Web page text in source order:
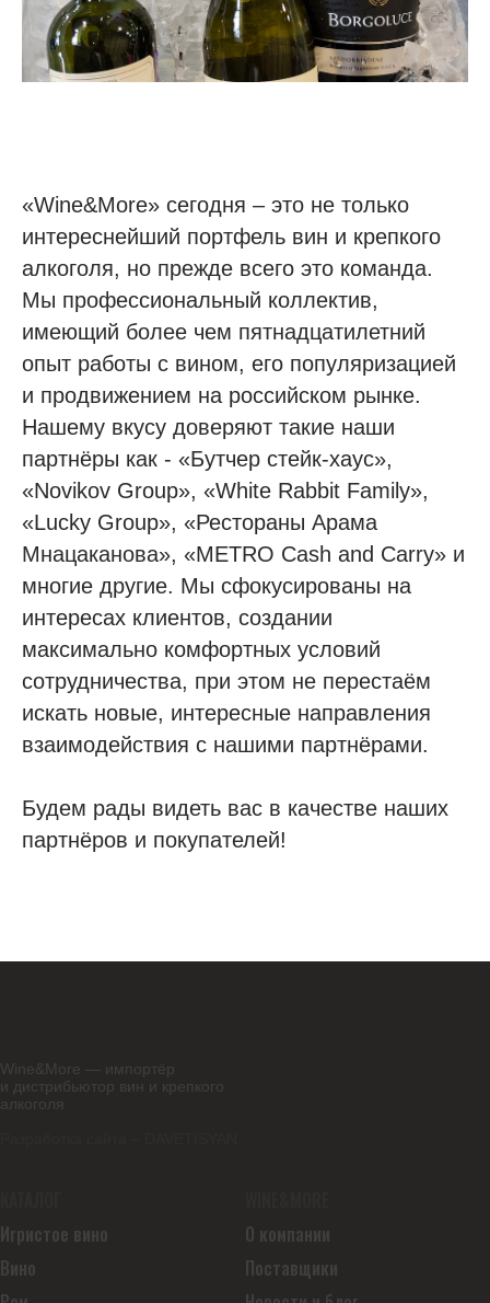
«Wine&More» сегодня – это не только
интереснейший портфель вин и крепкого
алкоголя, но прежде всего это команда.
Мы профессиональный коллектив,
имеющий более чем пятнадцатилетний
опыт работы с вином, его популяризацией
и продвижением на российском рынке.
Нашему вкусу доверяют такие наши
партнёры как - «Бутчер стейк-хаус»,
«Novikov Group», «White Rabbit Family»,
«Lucky Group», «Рестораны Арама
Мнацаканова», «METRO Cash and Carry» и
многие другие. Мы сфокусированы на
интересах клиентов, создании
максимально комфортных условий
сотрудничества, при этом не перестаём
искать новые, интересные направления
взаимодействия с нашими партнёрами.
Будем рады видеть вас в качестве наших
партнёров и покупателей!
Wine&More — импортёр
и дистрибьютор вин и крепкого
алкоголя
Игристое вино
Вино
О компании
Поставщики